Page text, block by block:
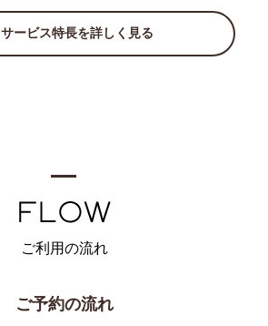
サービス特長を詳しく見る
ご利用の流れ
ご予約の流れ